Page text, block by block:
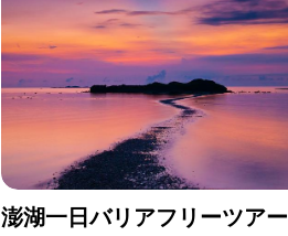
澎湖一日バリアフリーツアー